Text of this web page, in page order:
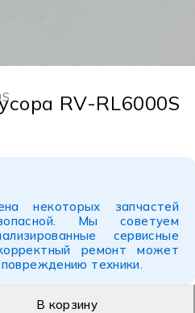
RV-RL6000S
некоторых запчастей
Мы советуем
сервисные
ремонт может
техники.
В корзину